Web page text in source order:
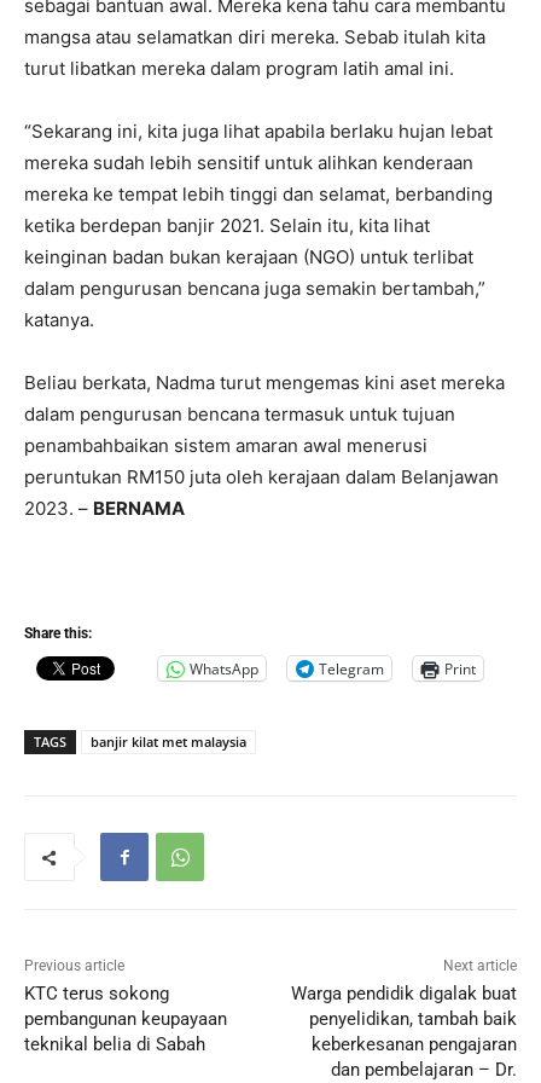
sebagai bantuan awal. Mereka kena tahu cara membantu
mangsa atau selamatkan diri mereka. Sebab itulah kita
turut libatkan mereka dalam program latih amal ini.
“Sekarang ini, kita juga lihat apabila berlaku hujan lebat
mereka sudah lebih sensitif untuk alihkan kenderaan
mereka ke tempat lebih tinggi dan selamat, berbanding
ketika berdepan banjir 2021. Selain itu, kita lihat
keinginan badan bukan kerajaan (NGO) untuk terlibat
dalam pengurusan bencana juga semakin bertambah,”
katanya.
Beliau berkata, Nadma turut mengemas kini aset mereka
dalam pengurusan bencana termasuk untuk tujuan
penambahbaikan sistem amaran awal menerusi
peruntukan RM150 juta oleh kerajaan dalam Belanjawan
2023. – BERNAMA
Share this:
WhatsApp Telegram Print
TAGS banjir kilat met malaysia
Previous article
KTC terus sokong
pembangunan keupayaan
teknikal belia di Sabah
Next article
Warga pendidik digalak buat
penyelidikan, tambah baik
keberkesanan pengajaran
dan pembelajaran – Dr.